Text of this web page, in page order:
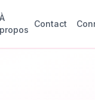
À
propos
Contact